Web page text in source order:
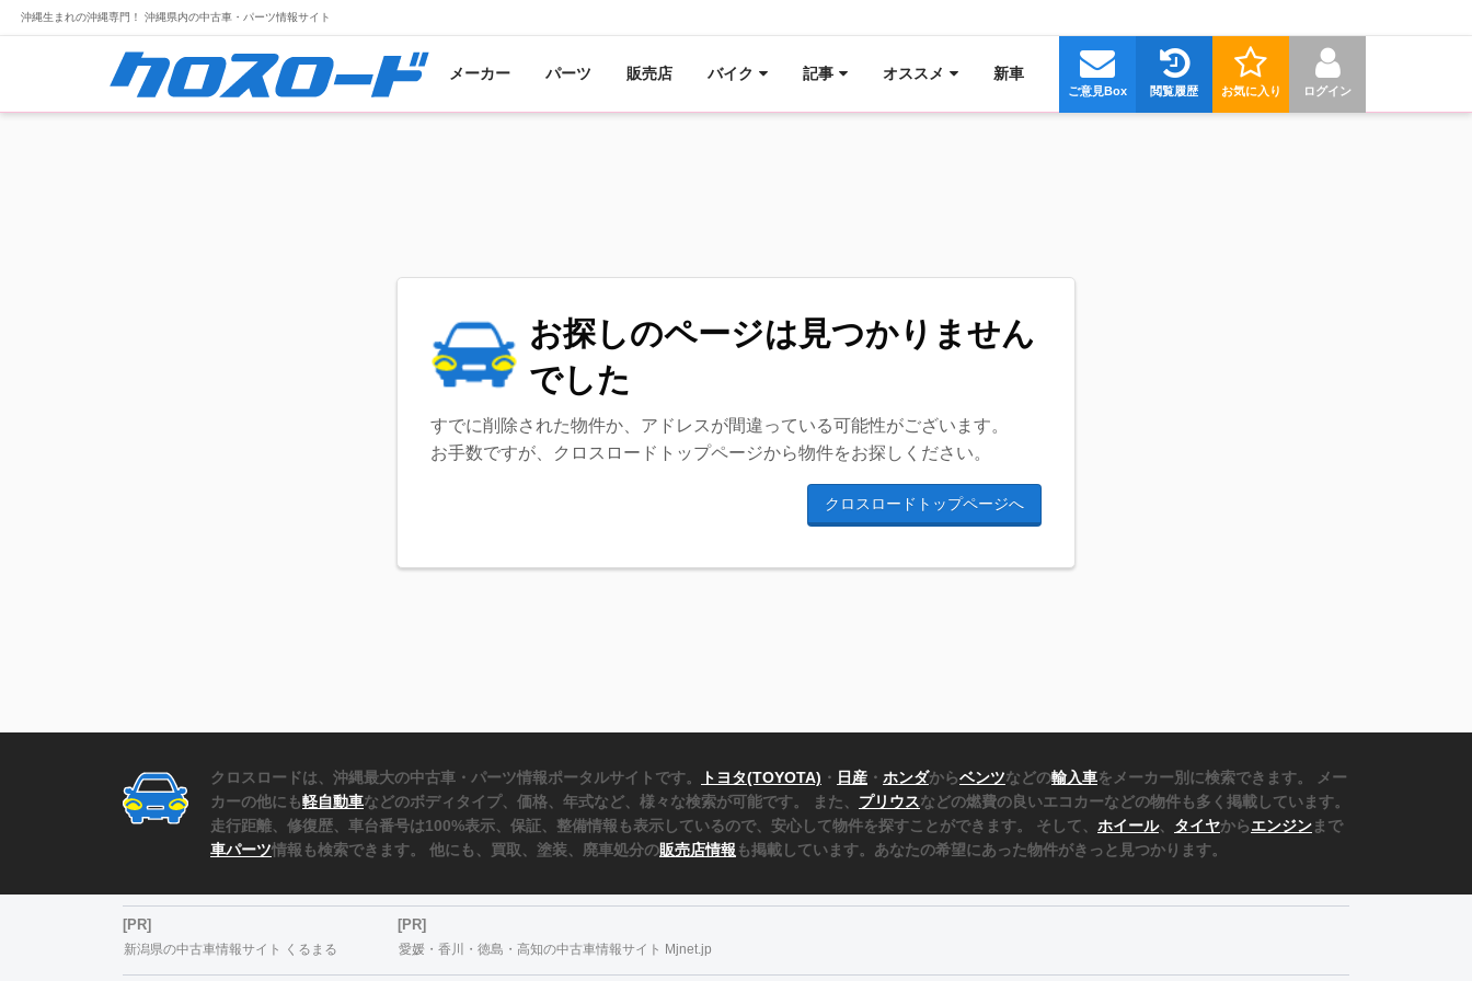
沖縄生まれの沖縄専門！ 沖縄県内の中古車・パーツ情報サイト
メーカー パーツ 販売店 バイク 記事 オススメ 新車
ログイン
お気に入り
閲覧履歴
ご意見Box
お探しのページは見つかりません
でした
すでに削除された物件か、アドレスが間違っている可能性がございます。
お手数ですが、クロスロードトップページから物件をお探しください。
クロスロードトップページへ
クロスロードは、沖縄最大の中古車・パーツ情報ポータルサイトです。 トヨタ(TOYOTA) ・ 日産 ・ ホンダからベンツなどの輸入車をメーカー別に検索できます。 メー
カーの他にも軽自動車などのボディタイプ、価格、年式など、様々な検索が可能です。 また、 プリウスなどの燃費の良いエコカーなどの物件も多く掲載しています。
走行距離、修復歴、車台番号は100%表示、保証、整備情報も表示しているので、安心して物件を探すことができます。 そして、 ホイール、 タイヤからエンジンまで
車パーツ情報も検索できます。 他にも、買取、塗装、廃車処分の販売店情報 も掲載しています。あなたの希望にあった物件がきっと見つかります。
[PR]
新潟県の中古車情報サイト くるまる
[PR]
愛媛・香川・徳島・高知の中古車情報サイト Mjnet.jp